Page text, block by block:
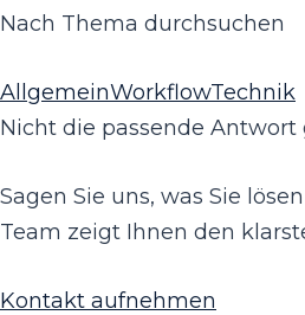
Nach Thema durchsuchen
AllgemeinWorkflowTechnik
Nicht die passende Antwort
Sagen Sie uns, was Sie
Team zeigt Ihnen den
Kontakt aufnehmen